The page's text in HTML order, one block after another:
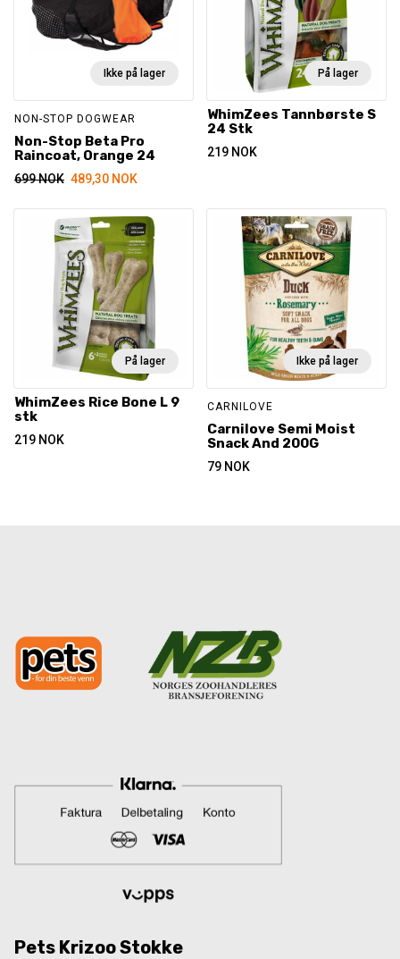
Ikke på lager
NON-STOP DOGWEAR
Non-Stop Beta Pro
Raincoat, Orange 24
699NOK 489,30 NOK
På lager
WhimZees Tannbørste S
24 Stk
219 NOK
På lager
WhimZees Rice Bone L 9
stk
219 NOK
Ikke på lager
CARNILOVE
Carnilove Semi Moist
Snack And 200G
79 NOK
Pets Krizoo Stokke